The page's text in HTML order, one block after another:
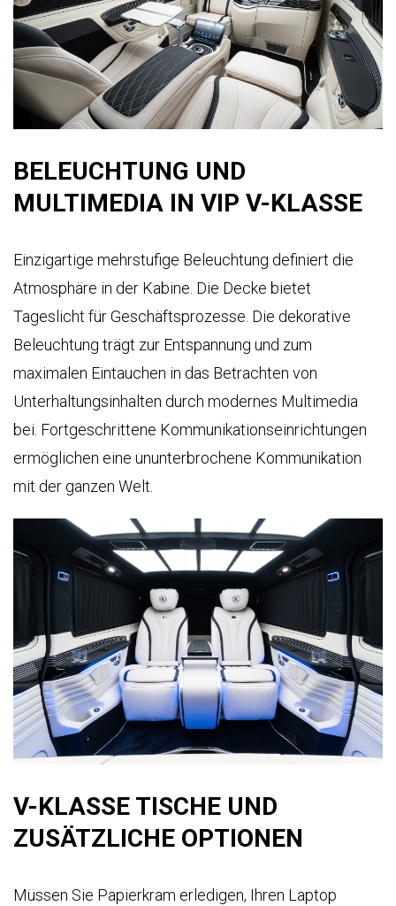
BELEUCHTUNG UND
MULTIMEDIA IN VIP V-KLASSE
Einzigartige mehrstufige Beleuchtung definiert die
Atmosphäre in der Kabine. Die Decke bietet
Tageslicht für Geschäftsprozesse. Die dekorative
Beleuchtung trägt zur Entspannung und zum
maximalen Eintauchen in das Betrachten von
Unterhaltungsinhalten durch modernes Multimedia
bei. Fortgeschrittene Kommunikationseinrichtungen
ermöglichen eine ununterbrochene Kommunikation
mit der ganzen Welt.
V-KLASSE TISCHE UND
ZUSÄTZLICHE OPTIONEN
Müssen Sie Papierkram erledigen, Ihren Laptop